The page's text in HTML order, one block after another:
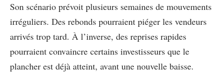
Son scénario prévoit plusieurs semaines de mouvements
irréguliers. Des rebonds pourraient piéger les vendeurs
arrivés trop tard. À l’inverse, des reprises rapides
pourraient convaincre certains investisseurs que le
plancher est déjà atteint, avant une nouvelle baisse.